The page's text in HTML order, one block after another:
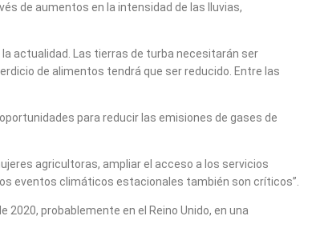
de aumentos en la intensidad de las lluvias,
actualidad. Las tierras de turba necesitarán ser
de alimentos tendrá que ser reducido. Entre las
para reducir las emisiones de gases de
agricultoras, ampliar el acceso a los servicios
eventos climáticos estacionales también son críticos”.
probablemente en el Reino Unido, en una